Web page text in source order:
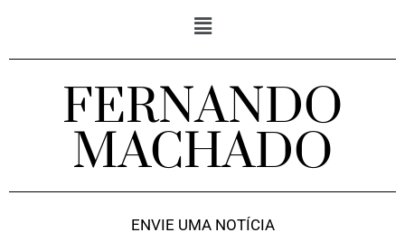
FERNANDO
MACHADO
ENVIE UMA NOTÍCIA